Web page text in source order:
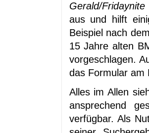
Gerald/Fridaynite
aus und hilft
Beispiel nach
15 Jahre alten
vorgeschlagen.
das Formular am
Alles im Allen
ansprechend
verfügbar. Als